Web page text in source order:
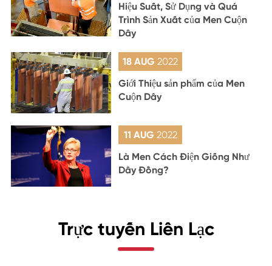
Hiệu Suất, Sử Dụng và Quá
Trình Sản Xuất của Men Cuộn
Dây
18 AUG 2022
Giới Thiệu sản phẩm của Men
Cuộn Dây
11 AUG 2022
Là Men Cách Điện Giống Như
Dây Đồng?
Trực tuyến Liên Lạc